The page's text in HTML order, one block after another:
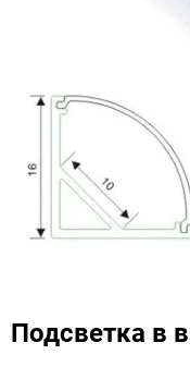
Подсветка в